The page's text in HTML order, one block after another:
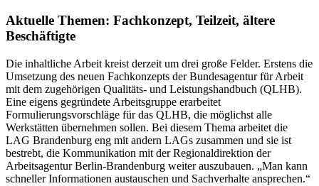
Aktuelle Themen: Fachkonzept, Teilzeit, ältere
Beschäftigte
Die inhaltliche Arbeit kreist derzeit um drei große Felder. Erstens die
Umsetzung des neuen Fachkonzepts der Bundesagentur für Arbeit
mit dem zugehörigen Qualitäts- und Leistungshandbuch (QLHB).
Eine eigens gegründete Arbeitsgruppe erarbeitet
Formulierungsvorschläge für das QLHB, die möglichst alle
Werkstätten übernehmen sollen. Bei diesem Thema arbeitet die
LAG Brandenburg eng mit andern LAGs zusammen und sie ist
bestrebt, die Kommunikation mit der Regionaldirektion der
Arbeitsagentur Berlin-Brandenburg weiter auszubauen. „Man kann
schneller Informationen austauschen und Sachverhalte ansprechen.“